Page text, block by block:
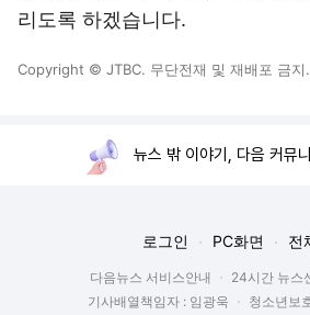
리도록 하겠습니다.
Copyright © JTBC. 무단전재 및 재배포 금지.
뉴스 밖 이야기, 다음 커뮤
로그인 PC화면 전
다음뉴스 서비스안내 24시간 뉴스
기사배열책임자 : 임광욱
청소년보